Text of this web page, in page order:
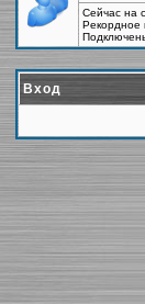
Сейчас на
Рекордное
Вход